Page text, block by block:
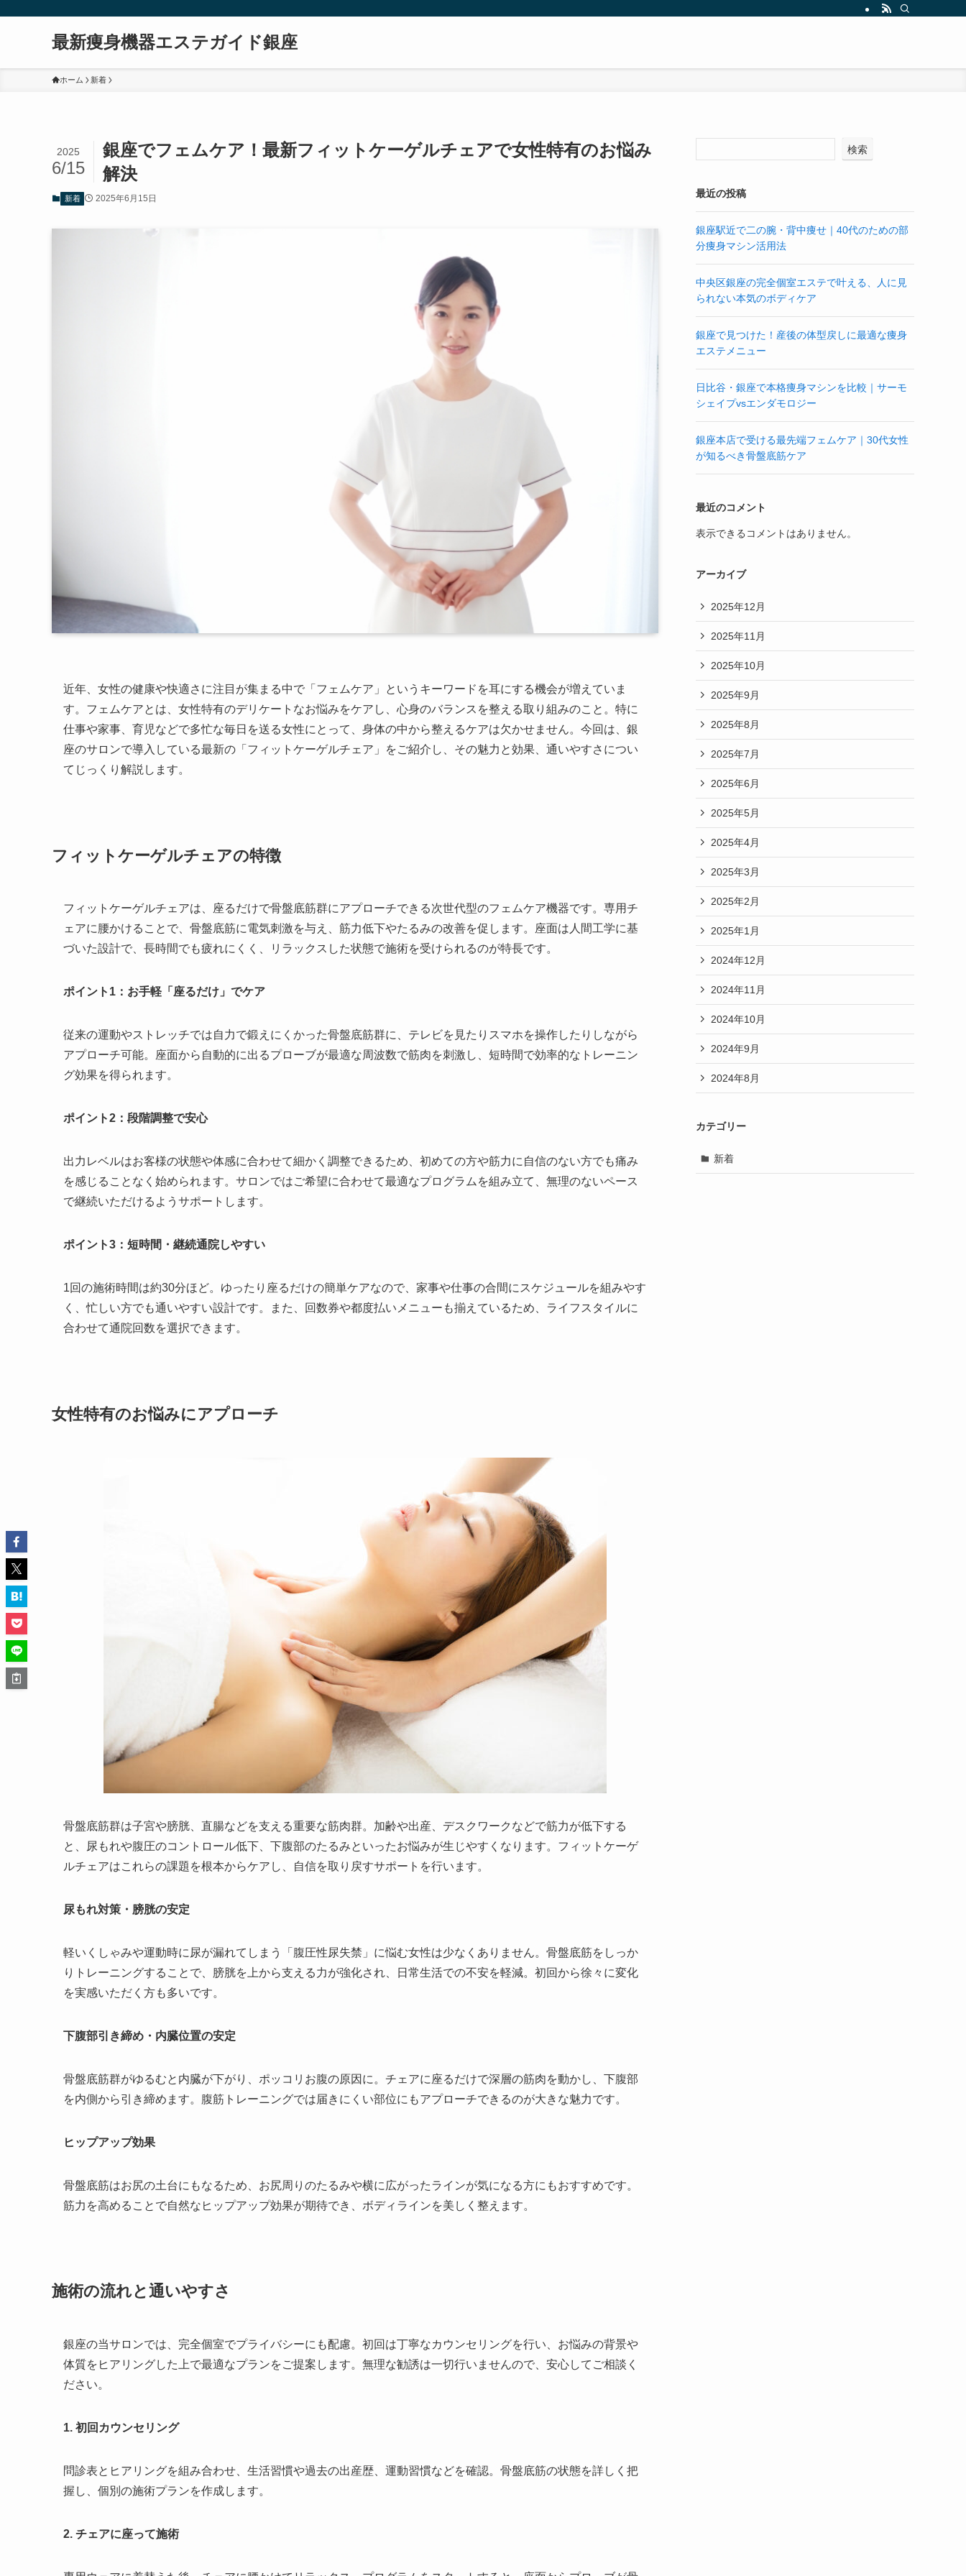
最新痩身機器エステガイド銀座
ホーム 新着
銀座でフェムケア！最新フィットケーゲルチェアで女性特有のお悩み
解決
2025
6/15
新着 2025年6月15日
近年、女性の健康や快適さに注目が集まる中で「フェムケア」というキーワードを耳にする機会が増えていま
す。フェムケアとは、女性特有のデリケートなお悩みをケアし、心身のバランスを整える取り組みのこと。特に
仕事や家事、育児などで多忙な毎日を送る女性にとって、身体の中から整えるケアは欠かせません。今回は、銀
座のサロンで導入している最新の「フィットケーゲルチェア」をご紹介し、その魅力と効果、通いやすさについ
てじっくり解説します。
フィットケーゲルチェアの特徴
フィットケーゲルチェアは、座るだけで骨盤底筋群にアプローチできる次世代型のフェムケア機器です。専用チ
ェアに腰かけることで、骨盤底筋に電気刺激を与え、筋力低下やたるみの改善を促します。座面は人間工学に基
づいた設計で、長時間でも疲れにくく、リラックスした状態で施術を受けられるのが特長です。
ポイント1：お手軽「座るだけ」でケア
従来の運動やストレッチでは自力で鍛えにくかった骨盤底筋群に、テレビを見たりスマホを操作したりしながら
アプローチ可能。座面から自動的に出るプローブが最適な周波数で筋肉を刺激し、短時間で効率的なトレーニン
グ効果を得られます。
ポイント2：段階調整で安心
出力レベルはお客様の状態や体感に合わせて細かく調整できるため、初めての方や筋力に自信のない方でも痛み
を感じることなく始められます。サロンではご希望に合わせて最適なプログラムを組み立て、無理のないペース
で継続いただけるようサポートします。
ポイント3：短時間・継続通院しやすい
1回の施術時間は約30分ほど。ゆったり座るだけの簡単ケアなので、家事や仕事の合間にスケジュールを組みやす
く、忙しい方でも通いやすい設計です。また、回数券や都度払いメニューも揃えているため、ライフスタイルに
合わせて通院回数を選択できます。
女性特有のお悩みにアプローチ
骨盤底筋群は子宮や膀胱、直腸などを支える重要な筋肉群。加齢や出産、デスクワークなどで筋力が低下する
と、尿もれや腹圧のコントロール低下、下腹部のたるみといったお悩みが生じやすくなります。フィットケーゲ
ルチェアはこれらの課題を根本からケアし、自信を取り戻すサポートを行います。
尿もれ対策・膀胱の安定
軽いくしゃみや運動時に尿が漏れてしまう「腹圧性尿失禁」に悩む女性は少なくありません。骨盤底筋をしっか
りトレーニングすることで、膀胱を上から支える力が強化され、日常生活での不安を軽減。初回から徐々に変化
を実感いただく方も多いです。
下腹部引き締め・内臓位置の安定
骨盤底筋群がゆるむと内臓が下がり、ポッコリお腹の原因に。チェアに座るだけで深層の筋肉を動かし、下腹部
を内側から引き締めます。腹筋トレーニングでは届きにくい部位にもアプローチできるのが大きな魅力です。
ヒップアップ効果
骨盤底筋はお尻の土台にもなるため、お尻周りのたるみや横に広がったラインが気になる方にもおすすめです。
筋力を高めることで自然なヒップアップ効果が期待でき、ボディラインを美しく整えます。
施術の流れと通いやすさ
銀座の当サロンでは、完全個室でプライバシーにも配慮。初回は丁寧なカウンセリングを行い、お悩みの背景や
体質をヒアリングした上で最適なプランをご提案します。無理な勧誘は一切行いませんので、安心してご相談く
ださい。
1. 初回カウンセリング
問診表とヒアリングを組み合わせ、生活習慣や過去の出産歴、運動習慣などを確認。骨盤底筋の状態を詳しく把
握し、個別の施術プランを作成します。
2. チェアに座って施術
検索
最近の投稿
銀座駅近で二の腕・背中痩せ｜40代のための部
分痩身マシン活用法
中央区銀座の完全個室エステで叶える、人に見
られない本気のボディケア
銀座で見つけた！産後の体型戻しに最適な痩身
エステメニュー
日比谷・銀座で本格痩身マシンを比較｜サーモ
シェイプvsエンダモロジー
銀座本店で受ける最先端フェムケア｜30代女性
が知るべき骨盤底筋ケア
最近のコメント
表示できるコメントはありません。
アーカイブ
2025年12月
2025年11月
2025年10月
2025年9月
2025年8月
2025年7月
2025年6月
2025年5月
2025年4月
2025年3月
2025年2月
2025年1月
2024年12月
2024年11月
2024年10月
2024年9月
2024年8月
カテゴリー
新着